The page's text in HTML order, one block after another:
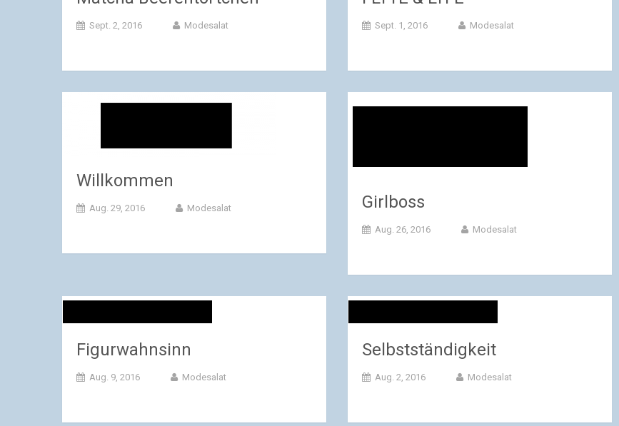
Sept. 2, 2016 Modesalat Sept. 1, 2016 Modesalat
Willkommen
Aug. 29, 2016 Modesalat Girlboss
Aug. 26, 2016 Modesalat
Figurwahnsinn
Aug. 9, 2016 Modesalat
Selbstständigkeit
Aug. 2, 2016 Modesalat